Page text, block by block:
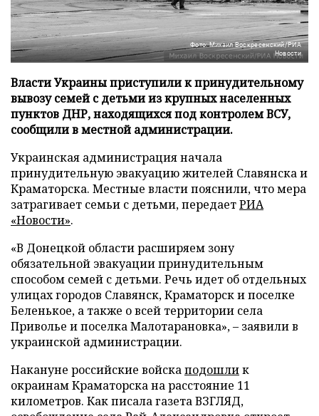
Фото: Михаил Воскресенский/РИА
Новости
Власти Украины приступили к принудительному
вывозу семей с детьми из крупных населенных
пунктов ДНР, находящихся под контролем ВСУ,
сообщили в местной администрации.
Украинская администрация начала
принудительную эвакуацию жителей Славянска и
Краматорска. Местные власти пояснили, что мера
затрагивает семьи с детьми, передаетРИА
«Новости».
«В Донецкой области расширяем зону
обязательной эвакуации принудительным
способом семей с детьми. Речь идет об отдельных
улицах городов Славянск, Краматорск и поселке
Беленькое, а также о всей территории села
Приволье и поселка Малотарановка», – заявили в
украинской администрации.
Накануне российские войскаподошлик
окраинам Краматорска на расстояние 11
километров. Как писала газета ВЗГЛЯД,